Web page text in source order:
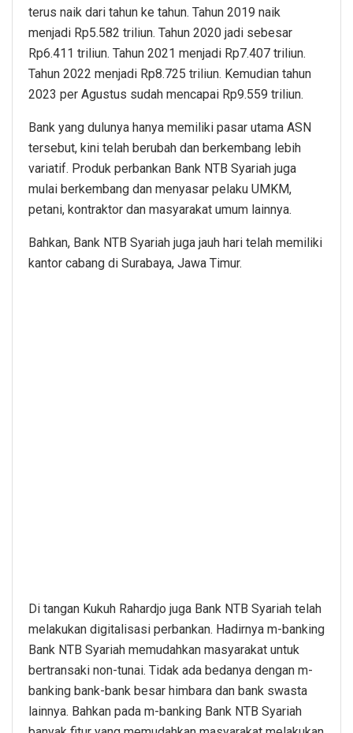
terus naik dari tahun ke tahun. Tahun 2019 naik
menjadi Rp5.582 triliun. Tahun 2020 jadi sebesar
Rp6.411 triliun. Tahun 2021 menjadi Rp7.407 triliun.
Tahun 2022 menjadi Rp8.725 triliun. Kemudian tahun
2023 per Agustus sudah mencapai Rp9.559 triliun.
Bank yang dulunya hanya memiliki pasar utama ASN
tersebut, kini telah berubah dan berkembang lebih
variatif. Produk perbankan Bank NTB Syariah juga
mulai berkembang dan menyasar pelaku UMKM,
petani, kontraktor dan masyarakat umum lainnya.
Bahkan, Bank NTB Syariah juga jauh hari telah memiliki
kantor cabang di Surabaya, Jawa Timur.
Di tangan Kukuh Rahardjo juga Bank NTB Syariah telah
melakukan digitalisasi perbankan. Hadirnya m-banking
Bank NTB Syariah memudahkan masyarakat untuk
bertransaki non-tunai. Tidak ada bedanya dengan m-
banking bank-bank besar himbara dan bank swasta
lainnya. Bahkan pada m-banking Bank NTB Syariah